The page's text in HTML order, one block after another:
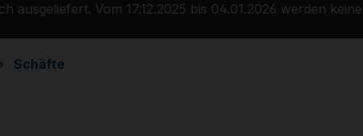
Vom 17.12.2025 bis 04.01.2026 werden
Schäfte